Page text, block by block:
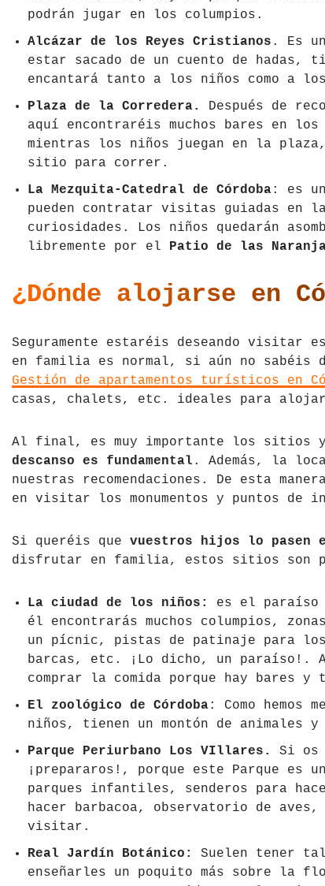
Ucrania
podrán jugar en los columpios.
Alcázar de los Reyes Cristianos . Es
estar sacado de un cuento de hadas,
encantará tanto a los niños como a los
Plaza de la Corredera.
Después de
aquí encontraréis muchos bares en
mientras los niños juegan en la plaza,
sitio para correr.
La Mezquita-Catedral de Córdoba: es
pueden contratar visitas guiadas en
curiosidades. Los niños quedarán
libremente por el Patio de las
¿Dónde alojarse en
Seguramente estaréis deseando visitar
en familia es normal, si aún no sabéis
Gestión de apartamentos turísticos en
casas, chalets, etc. ideales para
Al final, es muy importante los sitios
descanso es fundamental . Además, la
nuestras recomendaciones. De esta
en visitar los monumentos y puntos de
Si queréis que vuestros hijos lo pasen
disfrutar en familia, estos sitios son
La ciudad de los niños:
es el paraíso
él encontrarás muchos columpios,
un pícnic, pistas de patinaje para
barcas, etc. ¡Lo dicho, un paraíso!.
comprar la comida porque hay bares y
El zoológico de Córdoba: Como
niños, tienen un montón de animales
Parque Periurbano Los VIllares.
Si os
¡prepararos!, porque este Parque es
parques infantiles, senderos para
hacer barbacoa, observatorio de
visitar.
Real Jardín Botánico:
Suelen tener
enseñarles un poquito más sobre la